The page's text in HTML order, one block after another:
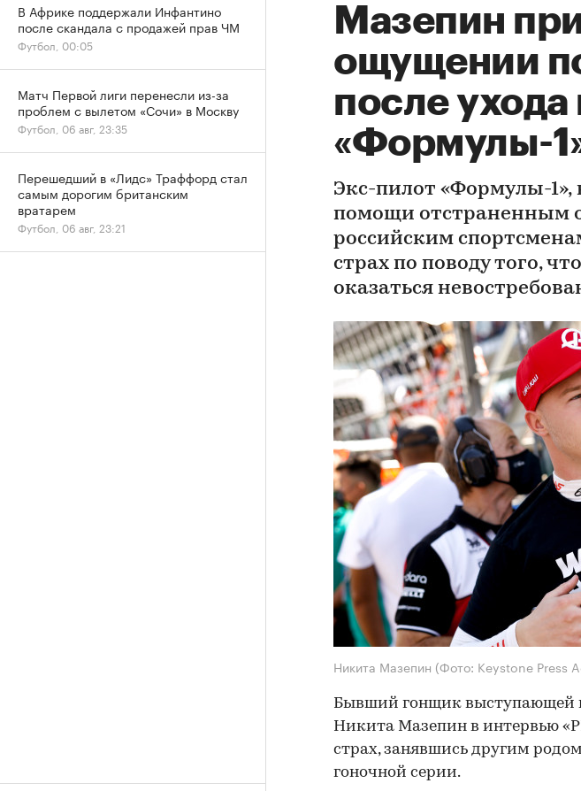
Мазепин
ощущении
после ухода
«Формулы-
Экс-пилот «Формулы-
помощи отстраненным
российским
страх по поводу того,
оказаться
Никита Мазепин (Фото: Keystone Press
Бывший гонщик выступающей
Никита Мазепин в интервью
страх, занявшись другим
гоночной серии.
В Африке поддержали Инфантино
после скандала с продажей прав ЧМ
Футбол, 00:05
Матч Первой лиги перенесли из-за
проблем с вылетом «Сочи» в Москву
Футбол, 06 авг, 23:35
Перешедший в «Лидс» Траффорд стал
самым дорогим британским
вратарем
Футбол, 06 авг, 23:21